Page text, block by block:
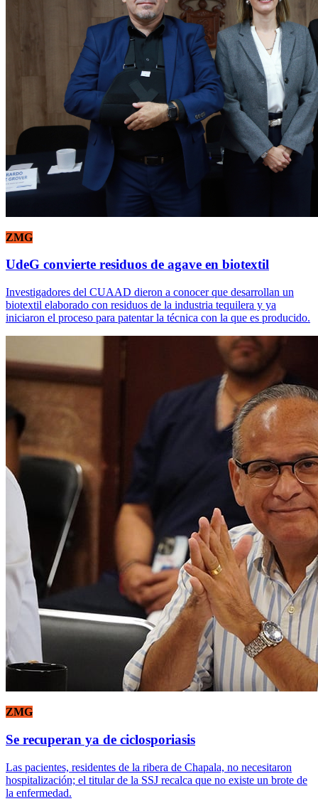
ZMG
UdeG convierte residuos de agave en biotextil
Investigadores del CUAAD dieron a conocer que desarrollan un
biotextil elaborado con residuos de la industria tequilera y ya
iniciaron el proceso para patentar la técnica con la que es producido.
ZMG
Se recuperan ya de ciclosporiasis
Las pacientes, residentes de la ribera de Chapala, no necesitaron
hospitalización; el titular de la SSJ recalca que no existe un brote de
la enfermedad.